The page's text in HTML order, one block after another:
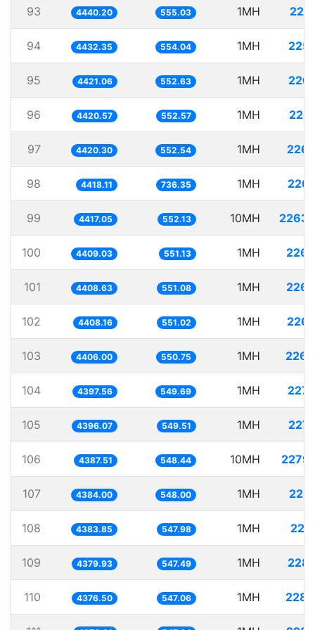
93 4440.20 555.03 1MH
94 4432.35 554.04 1MH
95 4421.06 552.63 1MH
96 4420.57 552.57 1MH
97 4420.30 552.54 1MH
98 4418.11 736.35 1MH
99 4417.05 552.13 10MH
100 4409.03 551.13 1MH
101 4408.63 551.08 1MH
102 4408.16 551.02 1MH
103 4406.00 550.75 1MH
104 4397.56 549.69 1MH
105 4396.07 549.51 1MH
106 4387.51 548.44 10MH
107 4384.00 548.00 1MH
108 4383.85 547.98 1MH
109 4379.93 547.49 1MH
110 4376.50 547.06 1MH